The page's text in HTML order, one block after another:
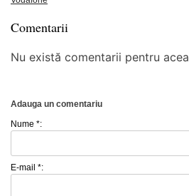
Comentarii
Nu există comentarii pentru
Adauga un comentariu
Nume *:
E-mail *: